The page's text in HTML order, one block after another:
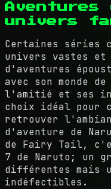
Aventures
univers
Certaines séries
univers vastes
d'aventures
avec son monde
l'amitié et ses
choix idéal pour
retrouver
d'aventure de
de Fairy Tail,
7 de Naruto; un
différentes mais
indéfectibles.